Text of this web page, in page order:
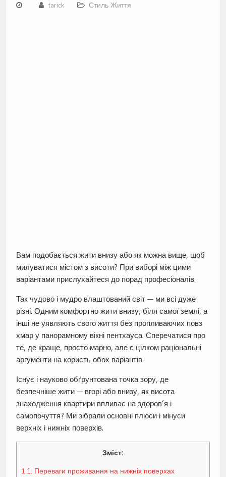
tarick Стиль Життя
Вам подобається жити внизу або як можна вище, щоб
милуватися містом з висоти? При виборі між цими
варіантами прислухайтеся до порад професіоналів.
Так чудово і мудро влаштований світ — ми всі дуже
різні. Одним комфортно жити внизу, біля самої землі, а
інші не уявляють свого життя без пропливаючих повз
хмар у панорамному вікні пентхауса. Сперечатися про
те, де краще, просто марно, але є цілком раціональні
аргументи на користь обох варіантів.
Існує і науково обґрунтована точка зору, де
безпечніше жити — вгорі або внизу, як висота
знаходження квартири впливає на здоров’я і
самопочуття? Ми зібрали основні плюси і мінуси
верхніх і нижніх поверхів.
Зміст:
1 1. Переваги проживання на нижніх поверхах